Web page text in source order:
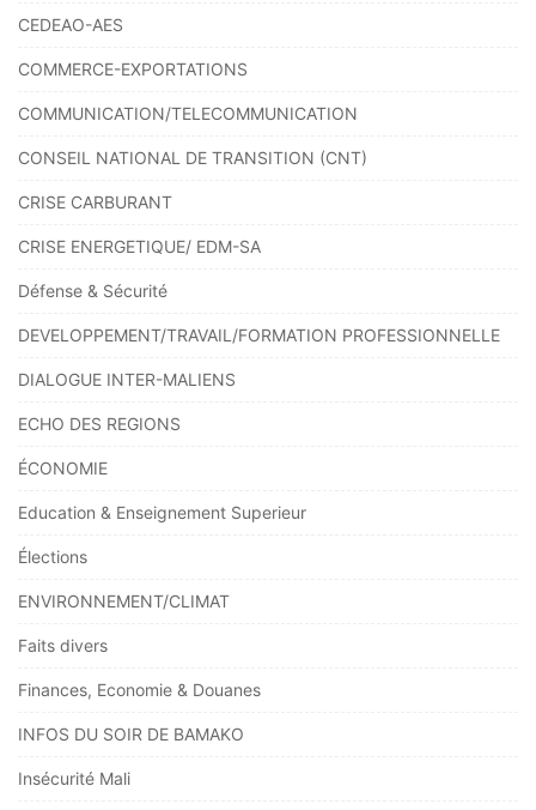
CEDEAO-AES
COMMERCE-EXPORTATIONS
COMMUNICATION/TELECOMMUNICATION
CONSEIL NATIONAL DE TRANSITION (CNT)
CRISE CARBURANT
CRISE ENERGETIQUE/ EDM-SA
Défense & Sécurité
DEVELOPPEMENT/TRAVAIL/FORMATION PROFESSIONNELLE
DIALOGUE INTER-MALIENS
ECHO DES REGIONS
ÉCONOMIE
Education & Enseignement Superieur
Élections
ENVIRONNEMENT/CLIMAT
Faits divers
Finances, Economie & Douanes
INFOS DU SOIR DE BAMAKO
Insécurité Mali